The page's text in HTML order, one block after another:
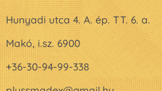
Hunyadi utca 4. A. ép. TT. 6. a.
Makó, i.sz. 6900
+36-30-94-99-338